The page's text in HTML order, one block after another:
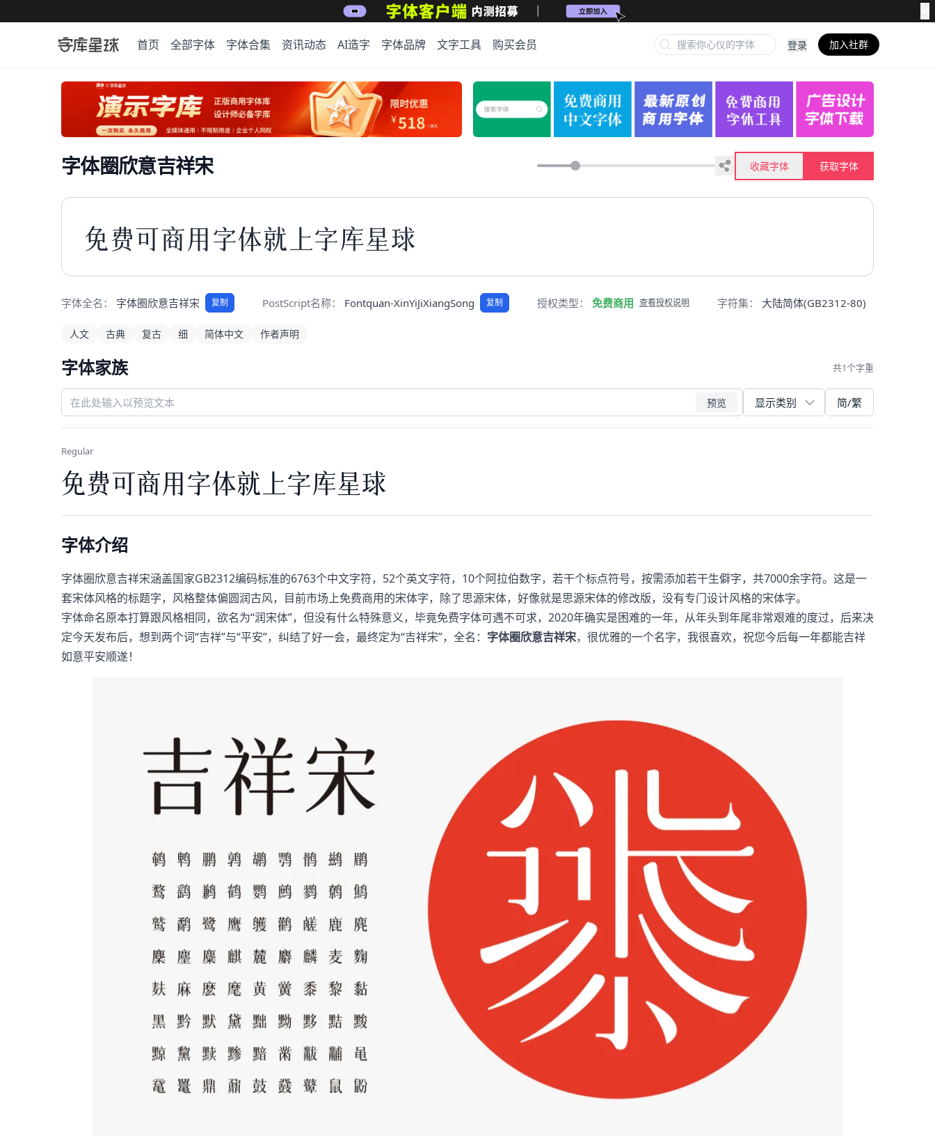
首页 全部字体 字体合集 资讯动态 AI造字 字体品牌 文字工具 购买会员 登录 加入社群
字体圈欣意吉祥宋 收藏字体 获取字体
免费可商用字体就上字库星球
字体全名： 字体圈欣意吉祥宋 复制 PostScript名称： Fontquan-XinYiJiXiangSong 复制 授权类型： 免费商用 查看授权说明 字符集： 大陆简体(GB2312-80)
人文 古典 复古 细 简体中文 作者声明
字体家族 共1个字重
预览 简/繁
Regular
免费可商用字体就上字库星球
字体介绍
字体圈欣意吉祥宋涵盖国家GB2312编码标准的6763个中文字符，52个英文字符，10个阿拉伯数字，若干个标点符号，按需添加若干生僻字，共7000余字符。这是一
套宋体风格的标题字，风格整体偏圆润古风，目前市场上免费商用的宋体字，除了思源宋体，好像就是思源宋体的修改版，没有专门设计风格的宋体字。
字体命名原本打算跟风格相同，欲名为“润宋体”，但没有什么特殊意义，毕竟免费字体可遇不可求，2020年确实是困难的一年，从年头到年尾非常艰难的度过，后来决
定今天发布后，想到两个词“吉祥”与“平安”，纠结了好一会，最终定为“吉祥宋”，全名： 字体圈欣意吉祥宋，很优雅的一个名字，我很喜欢，祝您今后每一年都能吉祥
如意平安顺遂！